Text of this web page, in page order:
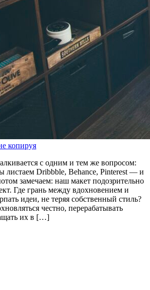
копируя
с одним и тем же вопросом:
листаем Dribbble, Behance, Pinterest — и
замечаем: наш макет подозрительно
Где грань между вдохновением и
идеи, не теряя собственный стиль?
честно, перерабатывать
их в […]